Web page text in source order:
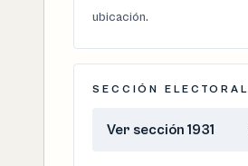
ubicación.
SECCIÓN ELECTORAL
Ver sección 1931